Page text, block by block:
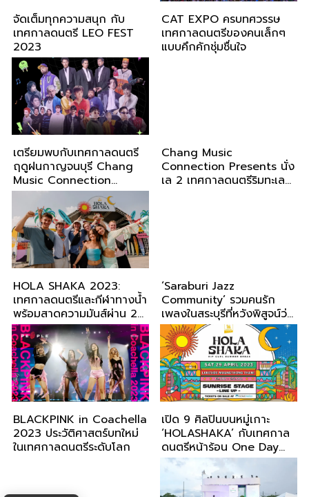
จัดเต็มทุกความสนุก กับ
เทศกาลดนตรี LEO FEST
2023
CAT EXPO ครบทศวรรษ
เทศกาลดนตรีของคนเล็กๆ
แบบคึกคักชุ่มชื่นใจ
เตรียมพบกับเทศกาลดนตรี
ฤดูฝนกาญจนบุรี Chang
Music Connection
Presents 'Singing In The
Rain 5'
Chang Music
Connection Presents นั่ง
เล 2 เทศกาลดนตรีริมทะเลที่
HOLA SHAKA 2023:
เทศกาลดนตรีและกีฬาทางน้ำ
พร้อมสาดความมันส์ผ่าน 25
ศิลปินคุณภาพ!
‘Saraburi Jazz
Community’ รวมคนรัก
เพลงในสระบุรีที่หวังพิสูจน์ว่า
‘แจ๊สเป็นของทุกคน’
BLACKPINK in Coachella
2023 ประวัติศาสตร์บทใหม่
ในเทศกาลดนตรีระดับโลก
เปิด 9 ศิลปินบนหมู่เกาะ
‘HOLASHAKA’ กับเทศกาล
ดนตรีหน้าร้อน One Day
NONSTOP